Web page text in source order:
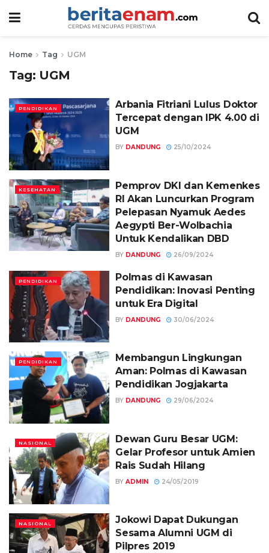
Home Tag UGM
Tag: UGM
PENDIDIKAN
Arbania Fitriani Lulus Doktor
Tercepat dengan IPK 4.00 di
UGM
BY DANDUNG 25/10/2024
KESEHATAN
Pemprov DKI dan Kemenkes
RI Akan Luncurkan Program
Pelepasan Nyamuk Aedes
Aegypti Ber-Wolbachia
Untuk Kendalikan DBD
BY DANDUNG 26/09/2024
PENDIDIKAN
Polmas di Kawasan
Pendidikan: Inovasi Penting
untuk Era Digital
BY DANDUNG 30/06/2024
PENDIDIKAN
Membangun Lingkungan
Aman: Polmas di Kawasan
Pendidikan Jogjakarta
BY DANDUNG 29/06/2024
NASIONAL
Dewan Guru Besar UGM:
Gelar Profesor untuk Amien
Rais Sudah Hilang
BY ADMIN 24/05/2019
NASIONAL
Jokowi Dapat Dukungan
Sesama Alumni UGM di
Pilpres 2019